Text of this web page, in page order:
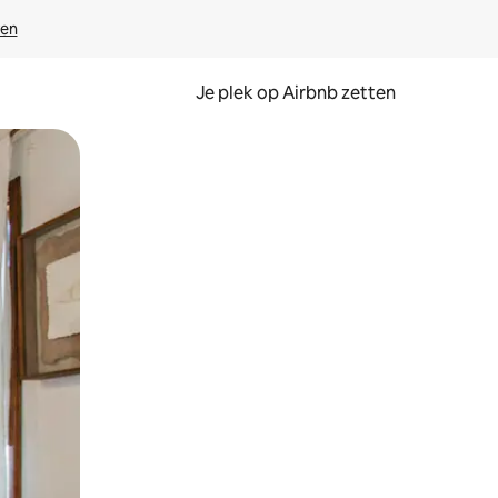
Je plek op Airbnb zetten
of swipen.